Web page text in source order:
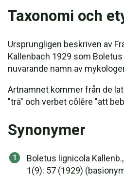
Taxonomi och
Ursprungligen beskriven av
Kallenbach 1929 som
nuvarande namn av
Artnamnet kommer från de
"trä" och verbet cǒlěre "att
Synonymer
Boletus lignicola
1(9): 57 (1929)